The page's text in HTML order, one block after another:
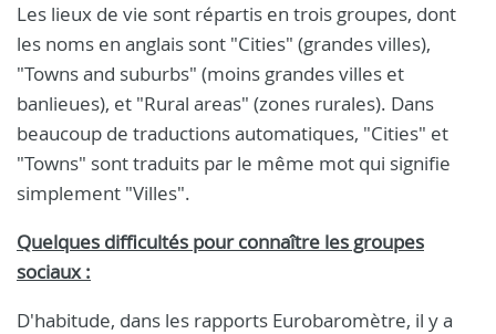
Les lieux de vie sont répartis en trois groupes, dont
les noms en anglais sont "Cities" (grandes villes),
"Towns and suburbs" (moins grandes villes et
banlieues), et "Rural areas" (zones rurales). Dans
beaucoup de traductions automatiques, "Cities" et
"Towns" sont traduits par le même mot qui signifie
simplement "Villes".
Quelques difficultés pour connaître les groupes
sociaux :
D'habitude, dans les rapports Eurobaromètre, il y a